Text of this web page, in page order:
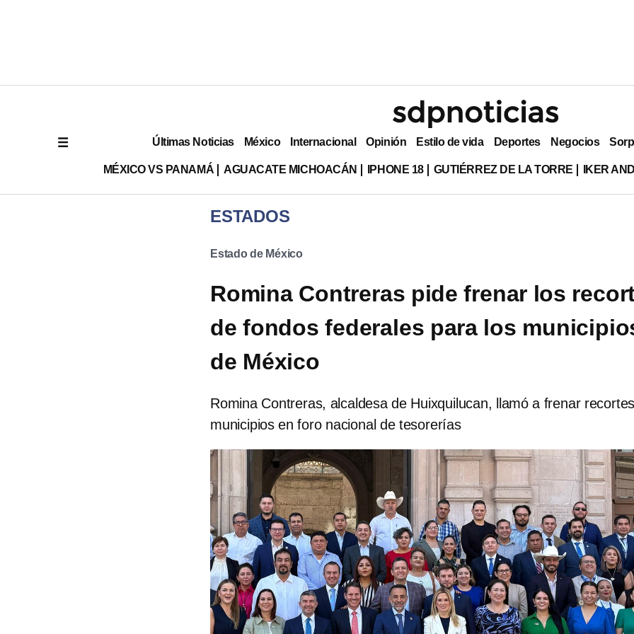
Últimas Noticias México Internacional Opinión Estilo de vida Deportes Negocios
MÉXICO VS PANAMÁ AGUACATE MICHOACÁN IPHONE 18 GUTIÉRREZ DE LA TORRE IKER
ESTADOS
Estado de México
Romina Contreras pide frenar los
de fondos federales para los
de México
Romina Contreras, alcaldesa de Huixquilucan, llamó a frenar
municipios en foro nacional de tesorerías